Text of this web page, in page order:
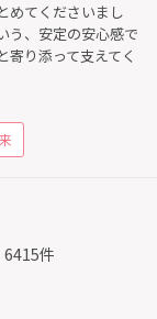
めてくださいまし
う、安定の安心感で
り添って支えてく
6415件